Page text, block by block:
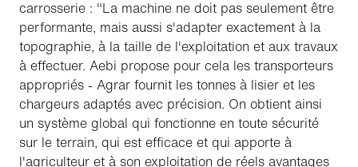
carrosserie : "La machine ne doit pas seulement être
performante, mais aussi s'adapter exactement à la
topographie, à la taille de l'exploitation et aux travaux
à effectuer. Aebi propose pour cela les transporteurs
appropriés - Agrar fournit les tonnes à lisier et les
chargeurs adaptés avec précision. On obtient ainsi
un système global qui fonctionne en toute sécurité
sur le terrain, qui est efficace et qui apporte à
l'agriculteur et à son exploitation de réels avantages